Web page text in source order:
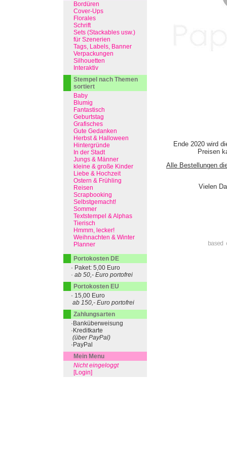
Ende 2020 wird
Preisen
Alle Bestellungen
Vielen
Bordüren
Cover-Ups
Florales
Schrift
Sets (Stackables usw.)
für Szenerien
Tags, Labels, Banner
Verpackungen
Silhouetten
Interaktiv
Stempel nach Themen
sortiert
Baby
Blumig
Fantastisch
Geburtstag
Grafisches
Gute Gedanken
Herbst & Halloween
Hintergründe
In der Stadt
Jungs & Männer
kleine & große Kinder
Liebe & Hochzeit
Ostern & Frühling
Reisen
Scrapbooking
Selbstgemacht!
Sommer
Textstempel & Alphas
Tierisch
Hmmm, lecker!
Weihnachten & Winter
Planner
Portokosten DE
· Paket: 5,00 Euro
· ab 50,- Euro portofrei
Portokosten EU
· 15,00 Euro
ab 150,- Euro portofrei
Zahlungsarten
·Banküberweisung
·Kreditkarte
(über PayPal)
·PayPal
Mein Menu
Nicht eingeloggt
[Login]